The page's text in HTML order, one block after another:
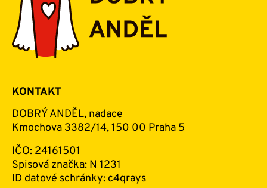
KONTAKT
DOBRÝ ANDĚL, nadace
Kmochova 3382/14, 150 00 Praha 5
IČO: 24161501
Spisová značka: N 1231
ID datové schránky: c4qrays